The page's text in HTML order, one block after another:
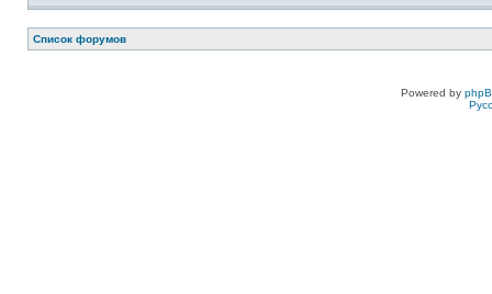
Список форумов
Powered by